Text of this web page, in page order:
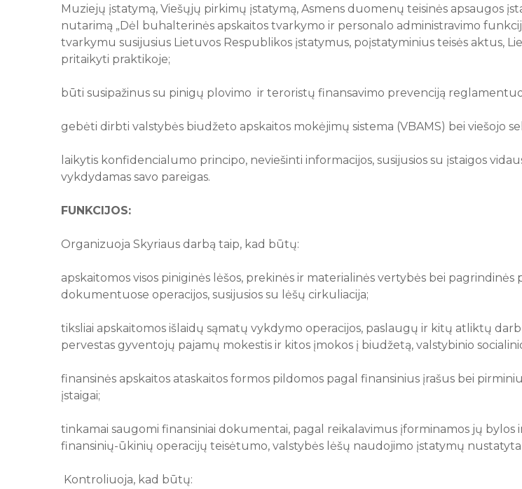
Muziejų įstatymą, Viešųjų pirkimų įstatymą, Asmens duomenų teisinės apsaugos
nutarimą „Dėl buhalterinės apskaitos tvarkymo ir personalo administravimo
tvarkymu susijusius Lietuvos Respublikos įstatymus, poįstatyminius teisės aktus,
pritaikyti praktikoje;
būti susipažinus su pinigų plovimo ir teroristų finansavimo prevenciją
gebėti dirbti valstybės biudžeto apskaitos mokėjimų sistema (VBAMS) bei viešojo
laikytis konfidencialumo principo, neviešinti informacijos, susijusios su įstaigos
vykdydamas savo pareigas.
FUNKCIJOS:
Organizuoja Skyriaus darbą taip, kad būtų:
apskaitomos visos piniginės lėšos, prekinės ir materialinės vertybės bei
dokumentuose operacijos, susijusios su lėšų cirkuliacija;
tiksliai apskaitomos išlaidų sąmatų vykdymo operacijos, paslaugų ir kitų atliktų
pervestas gyventojų pajamų mokestis ir kitos įmokos į biudžetą, valstybinio
finansinės apskaitos ataskaitos formos pildomos pagal finansinius įrašus bei
įstaigai;
tinkamai saugomi finansiniai dokumentai, pagal reikalavimus įforminamos jų
finansinių-ūkinių operacijų teisėtumo, valstybės lėšų naudojimo įstatymų
Kontroliuoja, kad būtų: